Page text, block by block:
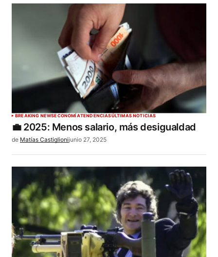
BREAKING NEWSECONOMÍATENDENCIASÚLTIMAS NOTICIAS
💼 2025: Menos salario, más desigualdad
de Matías Castiglionijunio 27, 2025